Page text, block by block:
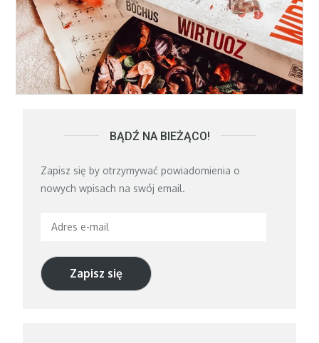
BĄDŹ NA BIEŻĄCO!
Zapisz się by otrzymywać powiadomienia o
nowych wpisach na swój email.
Adres
mail
Zapisz się